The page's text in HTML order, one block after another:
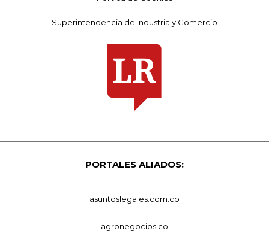
Superintendencia de Industria y Comercio
PORTALES ALIADOS:
asuntoslegales.com.co
agronegocios.co